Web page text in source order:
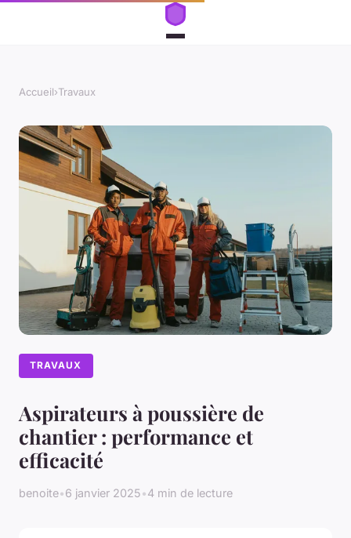
Accueil›Travaux
TRAVAUX
Aspirateurs à poussière de
chantier : performance et
efficacité
benoite•6 janvier 2025•4 min de lecture